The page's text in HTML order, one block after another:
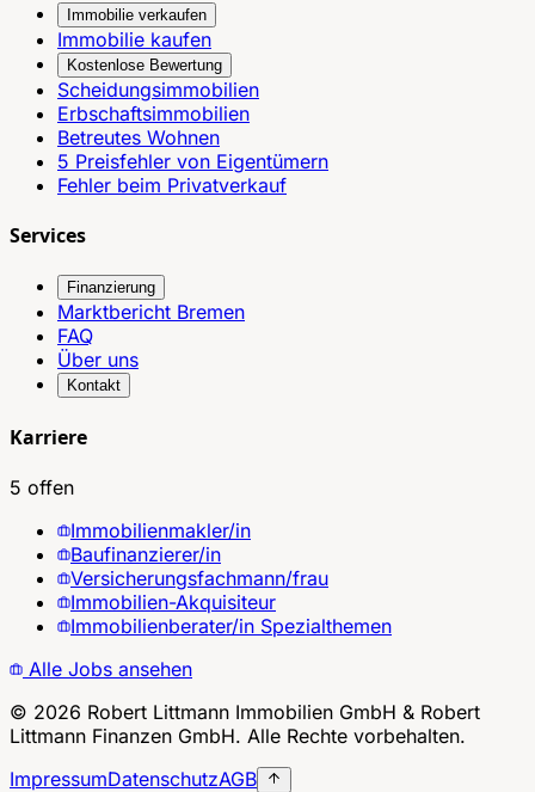
Immobilie verkaufen
Immobilie kaufen
Kostenlose Bewertung
Scheidungsimmobilien
Erbschaftsimmobilien
Betreutes Wohnen
5 Preisfehler von Eigentümern
Fehler beim Privatverkauf
Services
Finanzierung
Marktbericht Bremen
FAQ
Über uns
Kontakt
Karriere
5 offen
Immobilienmakler/in
Baufinanzierer/in
Versicherungsfachmann/frau
Immobilien-Akquisiteur
Immobilienberater/in Spezialthemen
Alle Jobs ansehen
© 2026 Robert Littmann Immobilien GmbH & Robert
Littmann Finanzen GmbH. Alle Rechte vorbehalten.
ImpressumDatenschutzAGB